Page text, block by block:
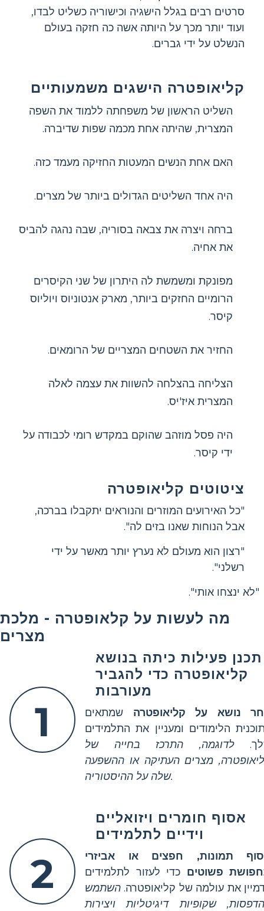
סרטים רבים בגלל הישגיה וכישוריה כשליט לבדו,
ועוד יותר מכך על היותה אשה כה חזקה בעולם
הנשלט על ידי גברים.
קליאופטרה הישגים משמעותיים
השליט הראשון של משפחתה ללמוד את השפה
המצרית, שהיתה אחת מכמה שפות שדיברה.
האם אחת הנשים המעטות החזיקה מעמד כזה.
היה אחד השליטים הגדולים ביותר של מצרים.
ברחה ויצרה את צבאה בסוריה, שבה נהגה להביס
את אחיה.
מפונקת ומשמשת לה היתרון של שני הקיסרים
הרומיים החזקים ביותר, מארק אנטוניוס ויוליוס
קיסר.
החזיר את השטחים המצריים של הרומאים.
הצליחה בהצלחה להשוות את עצמה לאלה
המצרית איז'יס.
היה פסל מוזהב שהוקם במקדש רומי לכבודה על
ידי קיסר.
ציטוטים קליאופטרה
"כל האירועים המוזרים והנוראים יתקבלו בברכה,
אבל הנוחות שאנו בזים לה".
"רצון הוא מעולם לא נערץ יותר מאשר על ידי
רשלני".
"לא ינצחו אותי".
מה לעשות על קלאופטרה - מלכת
מצרים
1
תכנן פעילות כיתה בנושא
קליאופטרה כדי להגביר
מעורבות
נושא על קליאופטרה שמתאים
הלימודים ומעניין את התלמידים
לדוגמה, התרכז בחייה של
מצרים העתיקה או ההשפעה
שלה על ההיסטוריה.
2
אסוף חומרים ויזואליים
וידיים לתלמידים
תמונות, חפצים או אביזרי
פשוטים כדי לעזור לתלמידים
את עולמה של קליאופטרה. השתמש
שקופיות דיגיטליות ויצירות